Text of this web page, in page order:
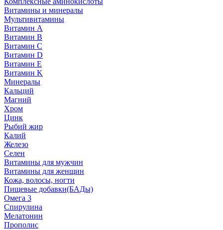
Витамины и минералы
Мультивитамины
Витамин A
Витамин B
Витамин C
Витамин D
Витамин E
Витамин K
Минералы
Кальций
Магний
Хром
Цинк
Рыбий жир
Калий
Железо
Селен
Витамины для мужчин
Витамины для женщин
Кожа, волосы, ногти
Пищевые добавки(БАДы)
Омега 3
Спирулина
Мелатонин
Прополис